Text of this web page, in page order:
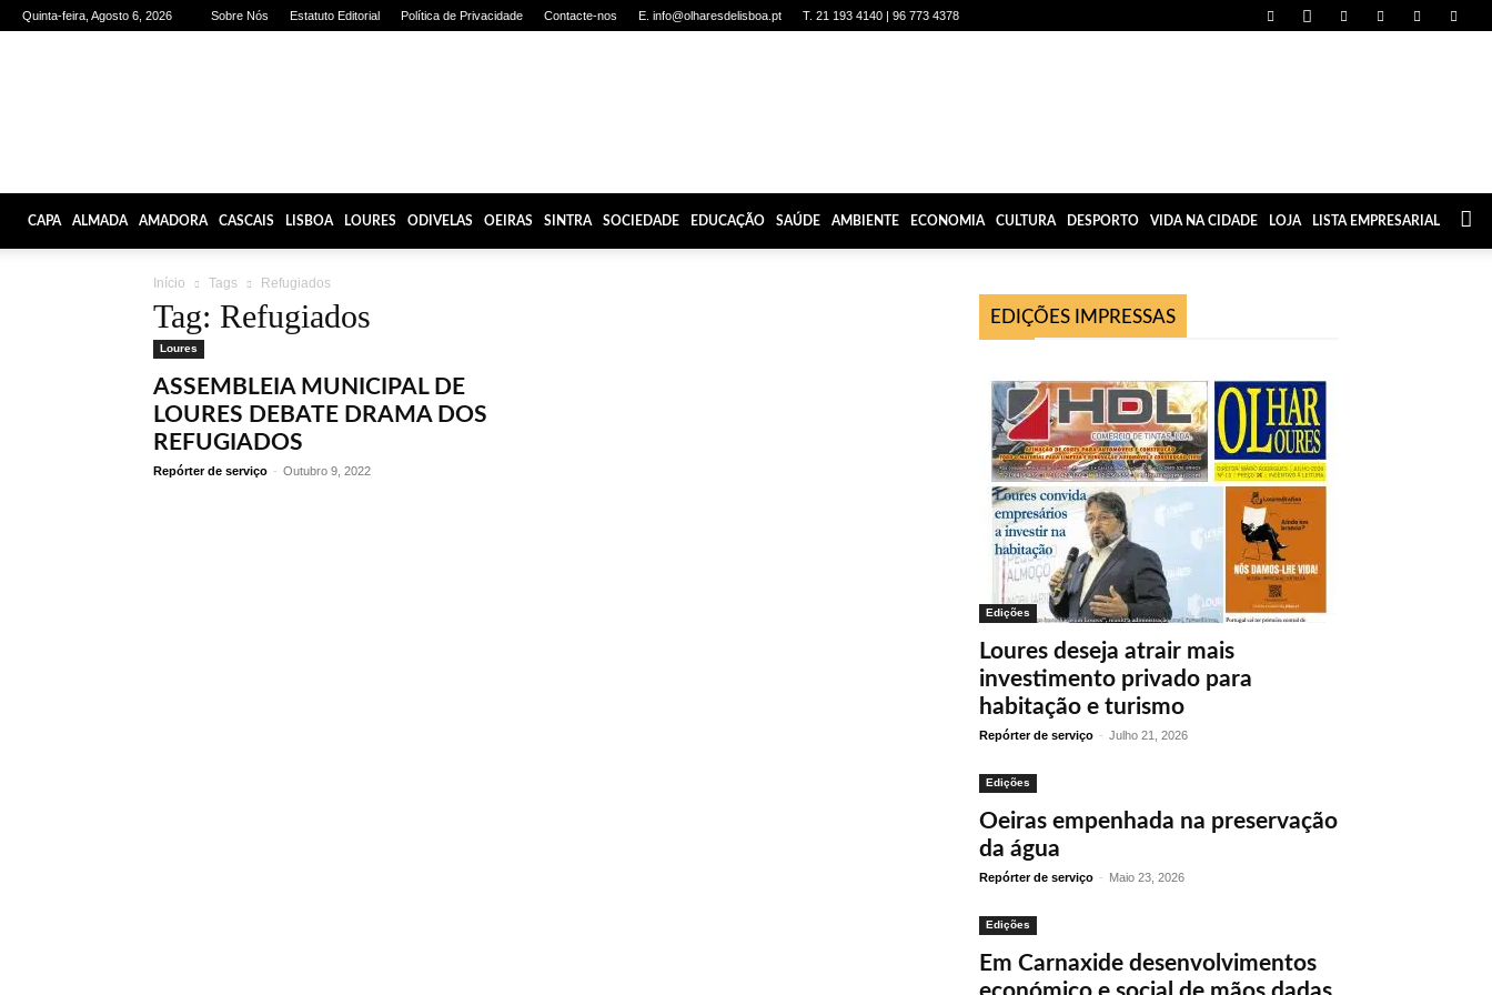
Quinta-feira, Agosto 6, 2026 Sobre Nós Estatuto Editorial Política de Privacidade Contacte-nos E. info@olharesdelisboa.pt T. 21 193 4140 | 96 773 4378
CAPA ALMADA AMADORA CASCAIS LISBOA LOURES ODIVELAS OEIRAS SINTRA SOCIEDADE EDUCAÇÃO SAÚDE AMBIENTE ECONOMIA CULTURA DESPORTO VIDA NA CIDADE LOJA LISTA EMPRESARIAL
Início Tags Refugiados
Tag: Refugiados
Loures
ASSEMBLEIA MUNICIPAL DE
LOURES DEBATE DRAMA DOS
REFUGIADOS
Repórter de serviço - Outubro 9, 2022
EDIÇÕES IMPRESSAS
Edições
Loures deseja atrair mais
investimento privado para
habitação e turismo
Repórter de serviço - Julho 21, 2026
Edições
Oeiras empenhada na preservação
da água
Repórter de serviço - Maio 23, 2026
Edições
Em Carnaxide desenvolvimentos